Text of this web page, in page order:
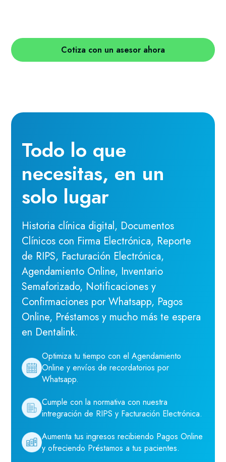
Cotiza con un asesor ahora
Todo lo que
necesitas, en un
solo lugar
Historia clínica digital, Documentos
Clínicos con Firma Electrónica, Reporte
de RIPS, Facturación Electrónica,
Agendamiento Online, Inventario
Semaforizado, Notificaciones y
Confirmaciones por Whatsapp, Pagos
Online, Préstamos y mucho más te espera
en Dentalink.
Optimiza tu tiempo con el Agendamiento
Online y envíos de recordatorios por
Whatsapp.
Cumple con la normativa con nuestra
intregración de RIPS y Facturación Electrónica.
Aumenta tus ingresos recibiendo Pagos Online
y ofreciendo Préstamos a tus pacientes.